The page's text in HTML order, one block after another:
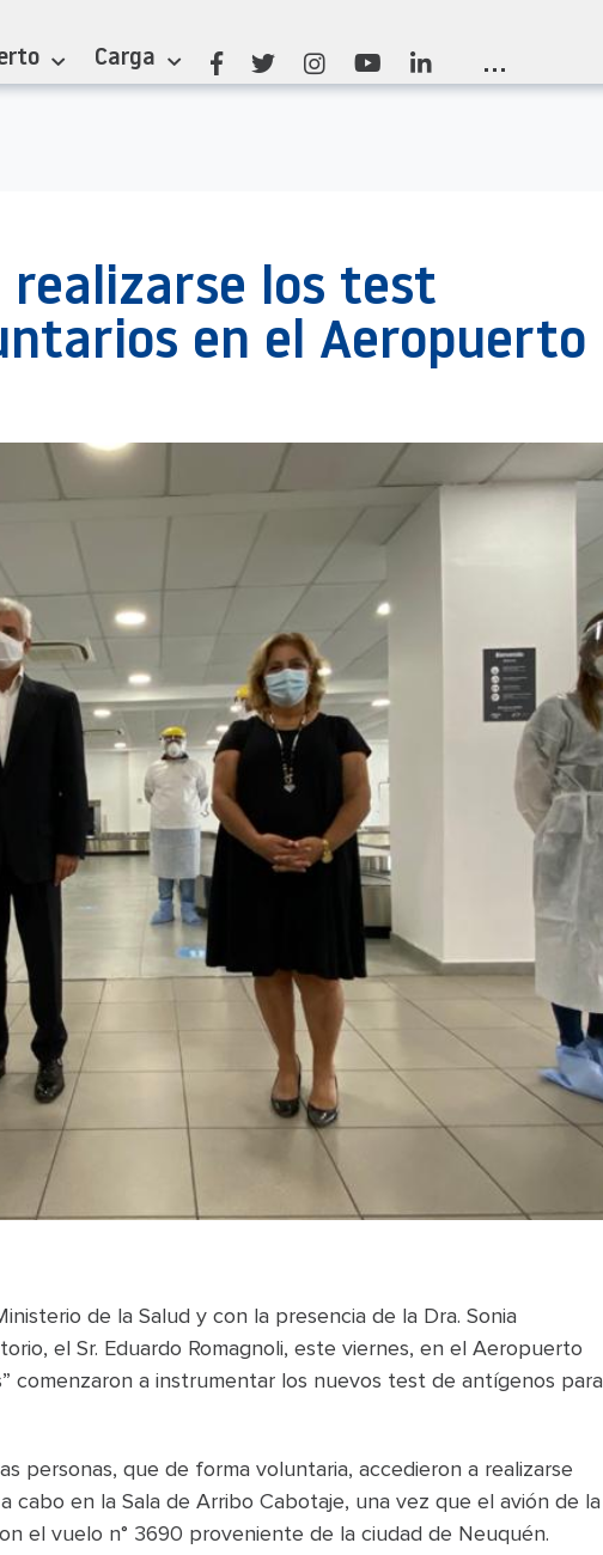
Carga ...
realizarse los test
en el Aeropuerto
de la Salud y con la presencia de la Dra. Sonia
el Sr. Eduardo Romagnoli, este viernes, en el Aeropuerto
comenzaron a instrumentar los nuevos test de antígenos para
personas, que de forma voluntaria, accedieron a realizarse
cabo en la Sala de Arribo Cabotaje, una vez que el avión de la
el vuelo n° 3690 proveniente de la ciudad de Neuquén.